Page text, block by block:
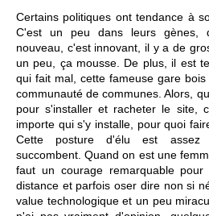
Certains politiques ont tendance à
C'est un peu dans leurs gènes,
nouveau, c'est innovant, il y a de
un peu, ça mousse. De plus, il est
qui fait mal, cette fameuse gare
communauté de communes. Alors,
pour s'installer et racheter le site,
importe qui s'y installe, pour quoi
Cette posture d'élu est assez
succombent. Quand on est une
faut un courage remarquable pour
distance et parfois oser dire non si
value technologique et un peu